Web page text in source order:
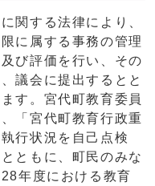
関する法律により、
に属する事務の管理
び評価を行い、その
議会に提出するとと
す。宮代町教育委員
「宮代町教育行政重
行状況を自己点検
ともに、町民のみな
年度における教育